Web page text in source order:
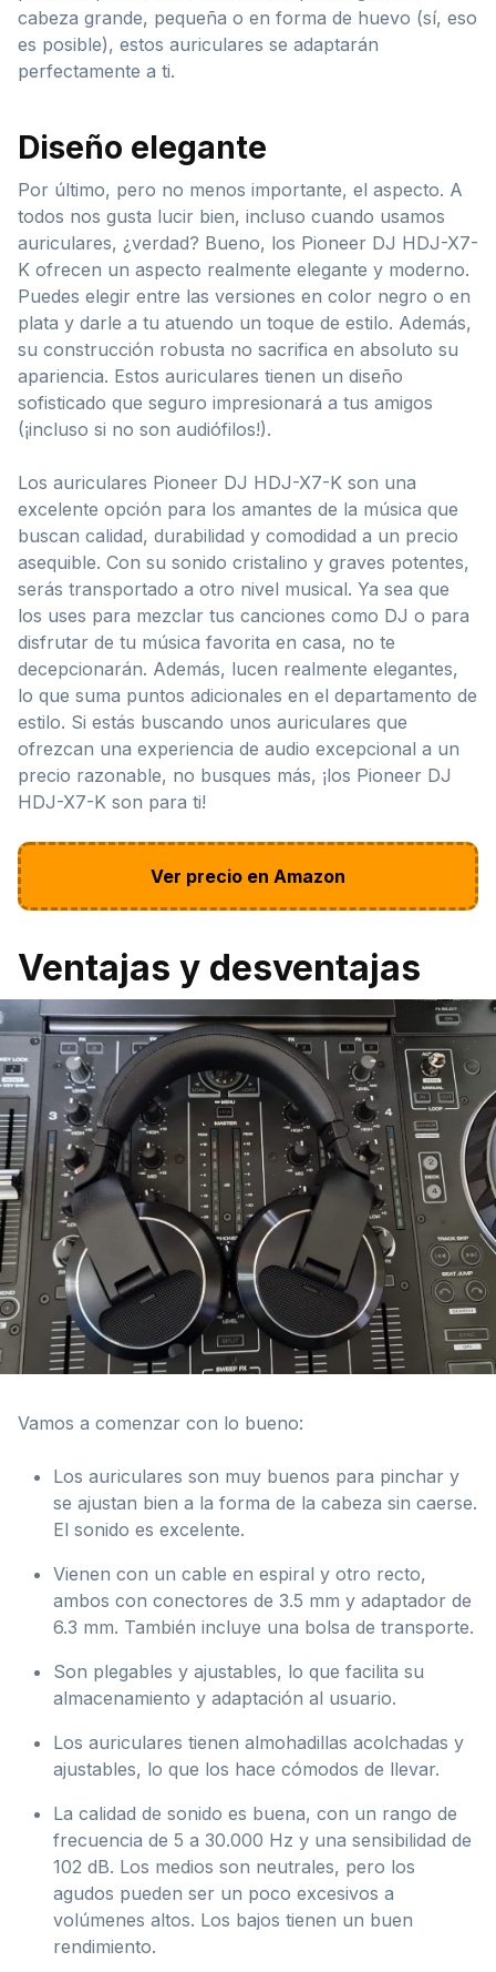
cabeza grande, pequeña o en forma de huevo (sí, eso
es posible), estos auriculares se adaptarán
perfectamente a ti.
Diseño elegante
Por último, pero no menos importante, el aspecto. A
todos nos gusta lucir bien, incluso cuando usamos
auriculares, ¿verdad? Bueno, los Pioneer DJ HDJ-X7-
K ofrecen un aspecto realmente elegante y moderno.
Puedes elegir entre las versiones en color negro o en
plata y darle a tu atuendo un toque de estilo. Además,
su construcción robusta no sacrifica en absoluto su
apariencia. Estos auriculares tienen un diseño
sofisticado que seguro impresionará a tus amigos
(¡incluso si no son audiófilos!).
Los auriculares Pioneer DJ HDJ-X7-K son una
excelente opción para los amantes de la música que
buscan calidad, durabilidad y comodidad a un precio
asequible. Con su sonido cristalino y graves potentes,
serás transportado a otro nivel musical. Ya sea que
los uses para mezclar tus canciones como DJ o para
disfrutar de tu música favorita en casa, no te
decepcionarán. Además, lucen realmente elegantes,
lo que suma puntos adicionales en el departamento de
estilo. Si estás buscando unos auriculares que
ofrezcan una experiencia de audio excepcional a un
precio razonable, no busques más, ¡los Pioneer DJ
HDJ-X7-K son para ti!
Ver precio en Amazon
Ventajas y desventajas
Vamos a comenzar con lo bueno:
Los auriculares son muy buenos para pinchar y
se ajustan bien a la forma de la cabeza sin caerse.
El sonido es excelente.
Vienen con un cable en espiral y otro recto,
ambos con conectores de 3.5 mm y adaptador de
6.3 mm. También incluye una bolsa de transporte.
Son plegables y ajustables, lo que facilita su
almacenamiento y adaptación al usuario.
Los auriculares tienen almohadillas acolchadas y
ajustables, lo que los hace cómodos de llevar.
La calidad de sonido es buena, con un rango de
frecuencia de 5 a 30.000 Hz y una sensibilidad de
102 dB. Los medios son neutrales, pero los
agudos pueden ser un poco excesivos a
volúmenes altos. Los bajos tienen un buen
rendimiento.